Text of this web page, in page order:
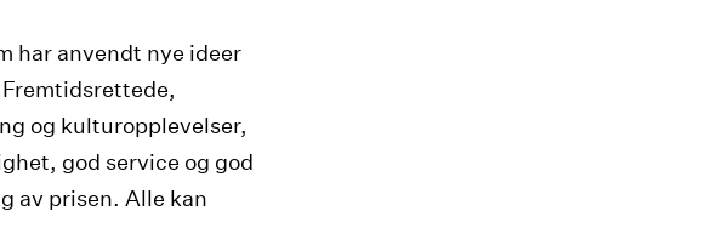
har anvendt nye ideer
og kulturopplevelser,
god service og god
av prisen. Alle kan